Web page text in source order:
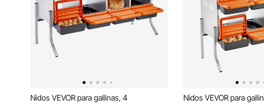
Nidos VEVOR para gallinas, 4
Nidos VEVOR para